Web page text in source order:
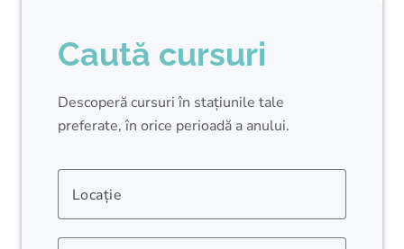
Caută cursuri
Descoperă cursuri în stațiunile tale
preferate, în orice perioadă a anului.
Locație